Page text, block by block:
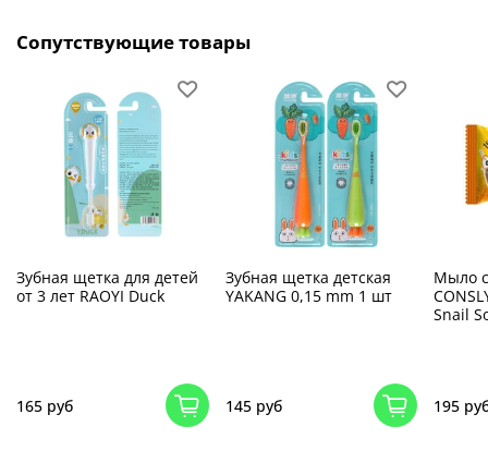
Сопутствующие товары
Зубная щетка для детей
от 3 лет RAOYI Duck
165 руб
Зубная щетка детская
YAKANG 0,15 mm 1 шт
145 руб
Мыло
Snail
195